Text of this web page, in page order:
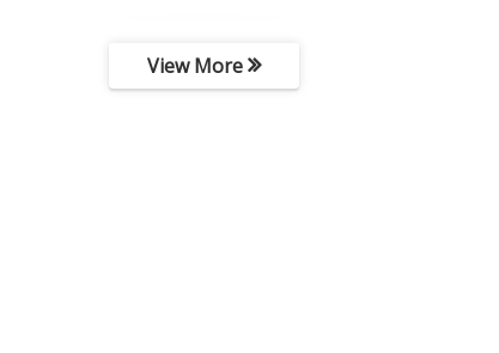
View More